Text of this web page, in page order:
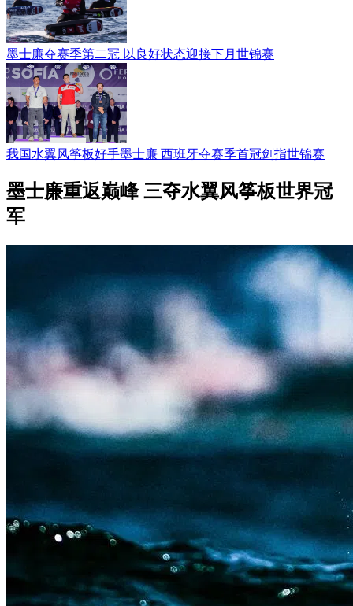
墨士廉夺赛季第二冠 以良好状态迎接下月世锦赛
我国水翼风筝板好手墨士廉 西班牙夺赛季首冠剑指世锦赛
墨士廉重返巅峰 三夺水翼风筝板世界冠
军